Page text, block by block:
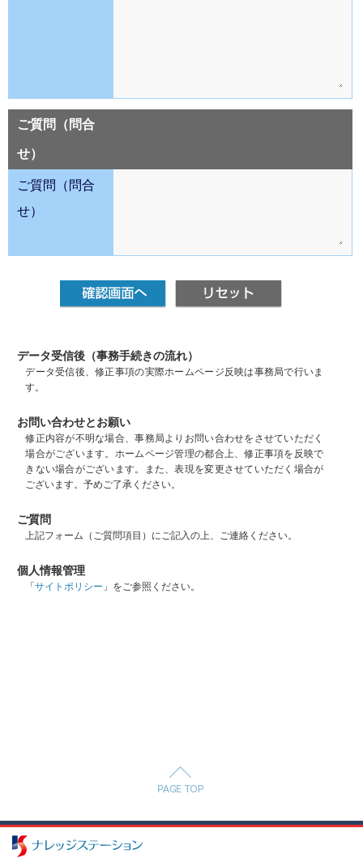
ご質問（問合
せ）
ご質問（問合
せ）
データ受信後（事務手続きの流れ）
データ受信後、修正事項の実際ホームページ反映は事務局で行いま
す。
お問い合わせとお願い
修正内容が不明な場合、事務局よりお問い合わせをさせていただく
場合がございます。ホームページ管理の都合上、修正事項を反映で
きない場合がございます。また、表現を変更させていただく場合が
ございます。予めご了承ください。
ご質問
上記フォーム（ご質問項目）にご記入の上、ご連絡ください。
個人情報管理
「サイトポリシー 」をご参照ください。